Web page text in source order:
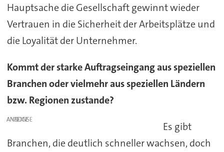
Hauptsache die Gesellschaft gewinnt wieder
Vertrauen in die Sicherheit der Arbeitsplätze und
die Loyalität der Unternehmer.
Kommt der starke Auftragseingang aus speziellen
Branchen oder vielmehr aus speziellen Ländern
bzw. Regionen zustande?
ANZEIGE
Es gibt
Branchen, die deutlich schneller wachsen, doch